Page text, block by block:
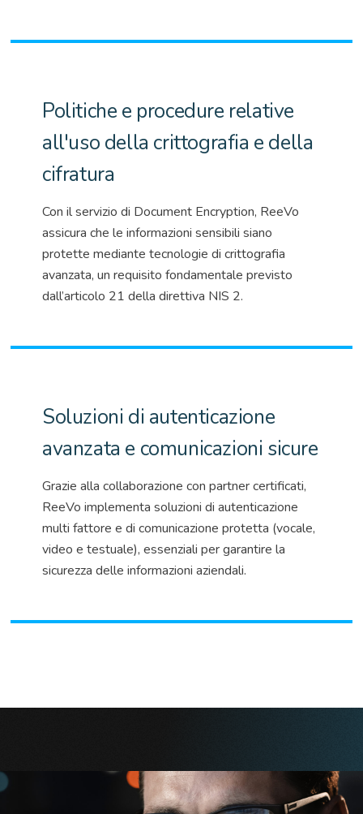
Politiche e procedure relative
all'uso della crittografia e della
cifratura
Con il servizio di Document Encryption, ReeVo
assicura che le informazioni sensibili siano
protette mediante tecnologie di crittografia
avanzata, un requisito fondamentale previsto
dall’articolo 21 della direttiva NIS 2.
Soluzioni di autenticazione
avanzata e comunicazioni sicure
Grazie alla collaborazione con partner certificati,
ReeVo implementa soluzioni di autenticazione
multi fattore e di comunicazione protetta (vocale,
video e testuale), essenziali per garantire la
sicurezza delle informazioni aziendali.